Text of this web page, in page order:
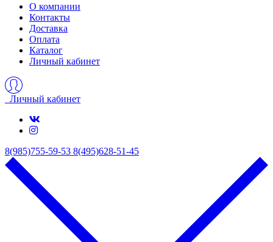
О компании
Контакты
Доставка
Оплата
Каталог
Личный кабинет
Личный кабинет
8(985)755-59-53 8(495)628-51-45